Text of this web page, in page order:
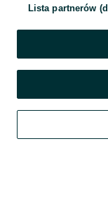
Szukaj
Lista partnerów